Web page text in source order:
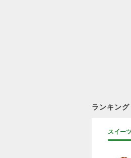
ランキング
スイー